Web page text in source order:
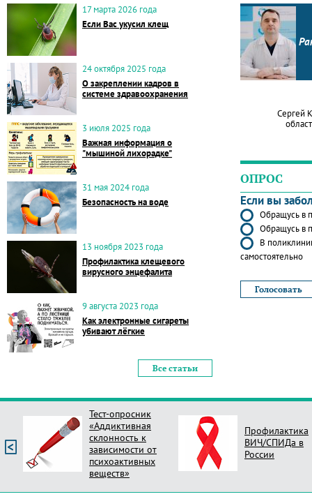
17 марта 2026 года
Если Вас укусил клещ
24 октября 2025 года
О закреплении кадров в
системе здравоохранения
3 июля 2025 года
Важная информация о
"мышиной лихорадке"
31 мая 2024 года
Безопасность на воде
13 ноября 2023 года
Профилактика клещевого
вирусного энцефалита
9 августа 2023 года
Как электронные сигареты
убивают лёгкие
Все статьи
Сергей
ОПРОС
Если вы
Обращусь в
Обращусь в
В
самостоятельно
Тест-опросник
«Аддиктивная
склонность к
зависимости от
психоактивных
веществ»
Профилактика
ВИЧ/СПИДа в
России